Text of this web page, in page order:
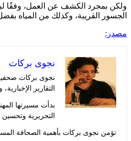
الجسور القريبة، وكذلك من المياه
مصدر:
نجوى بركات
نجوى بركات
التقارير
بدأت مسيرتها
التحريرية
تؤمن نجوى بركات بأهمية الصحافة